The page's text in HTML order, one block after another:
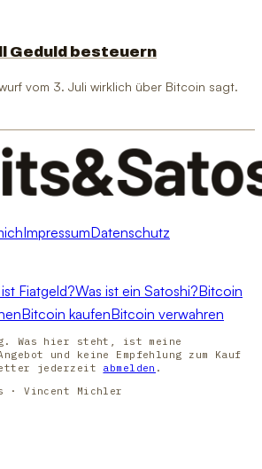
Geduld besteuern
vom 3. Juli wirklich über Bitcoin sagt.
ImpressumDatenschutz
Fiatgeld?Was ist ein Satoshi?Bitcoin
Bitcoin kaufenBitcoin verwahren
Was hier steht, ist meine
und keine Empfehlung zum Kauf
jederzeit abmelden .
· Vincent Michler